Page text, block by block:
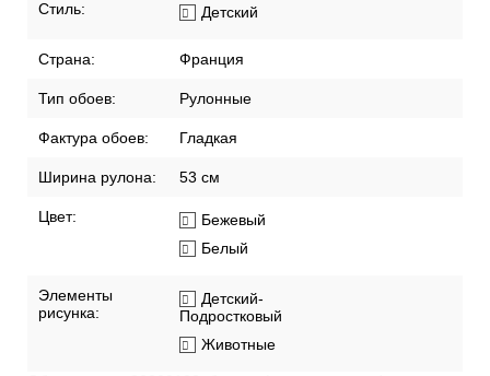
Стиль: Детский
Страна: Франция
Тип обоев: Рулонные
Фактура обоев: Гладкая
Ширина рулона: 53 см
Цвет:
Бежевый
Белый
Элементы
рисунка:
Детский-
Подростковый
Животные